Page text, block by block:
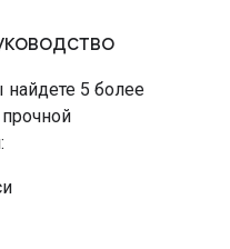
найдете 5 более